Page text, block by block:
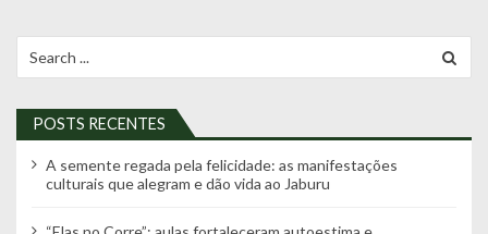
for:
POSTS RECENTES
A semente regada pela felicidade: as manifestações
culturais que alegram e dão vida ao Jaburu